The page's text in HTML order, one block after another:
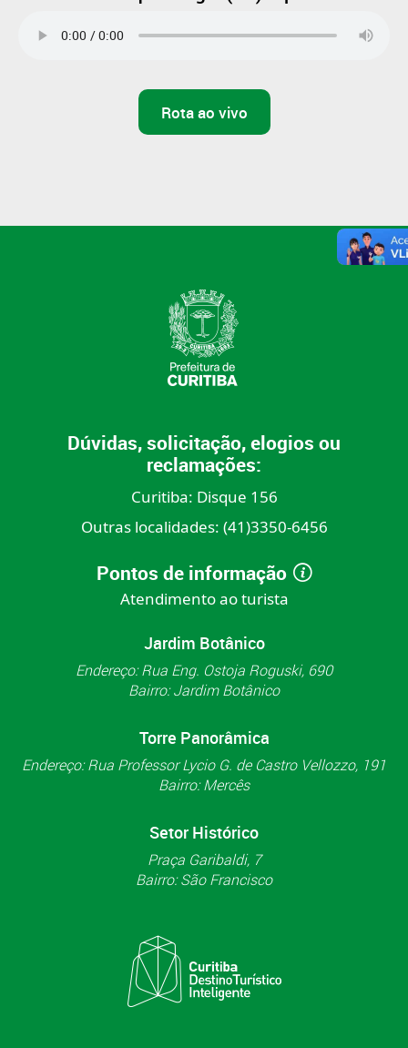
Rota ao vivo
Dúvidas, solicitação, elogios ou
reclamações:
Curitiba: Disque 156
Outras localidades: (41)3350-6456
Pontos de informação
Atendimento ao turista
Jardim Botânico
Endereço: Rua Eng. Ostoja Roguski, 690
Bairro: Jardim Botânico
Torre Panorâmica
Endereço: Rua Professor Lycio G. de Castro Vellozzo, 191
Bairro: Mercês
Setor Histórico
Praça Garibaldi, 7
Bairro: São Francisco